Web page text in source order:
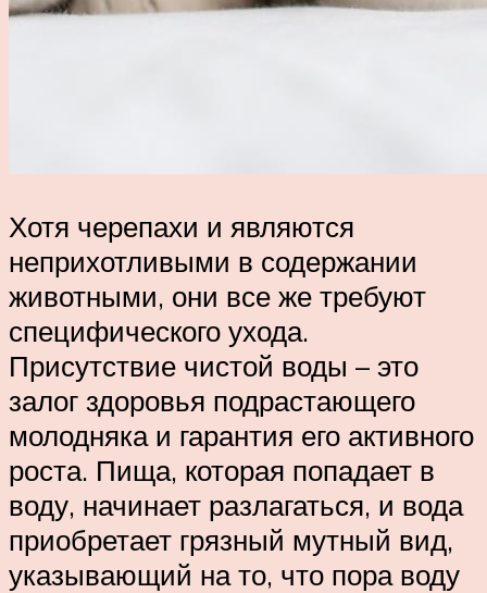
Хотя черепахи и являются
неприхотливыми в содержании
животными, они все же требуют
специфического ухода.
Присутствие чистой воды – это
залог здоровья подрастающего
молодняка и гарантия его активного
роста. Пища, которая попадает в
воду, начинает разлагаться, и вода
приобретает грязный мутный вид,
указывающий на то, что пора воду